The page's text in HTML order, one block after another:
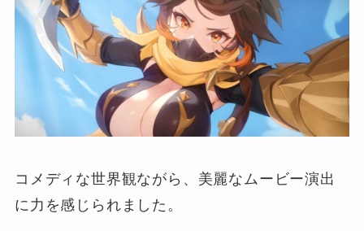
コメディな世界観ながら、美麗なムービー演出
に力を感じられました。